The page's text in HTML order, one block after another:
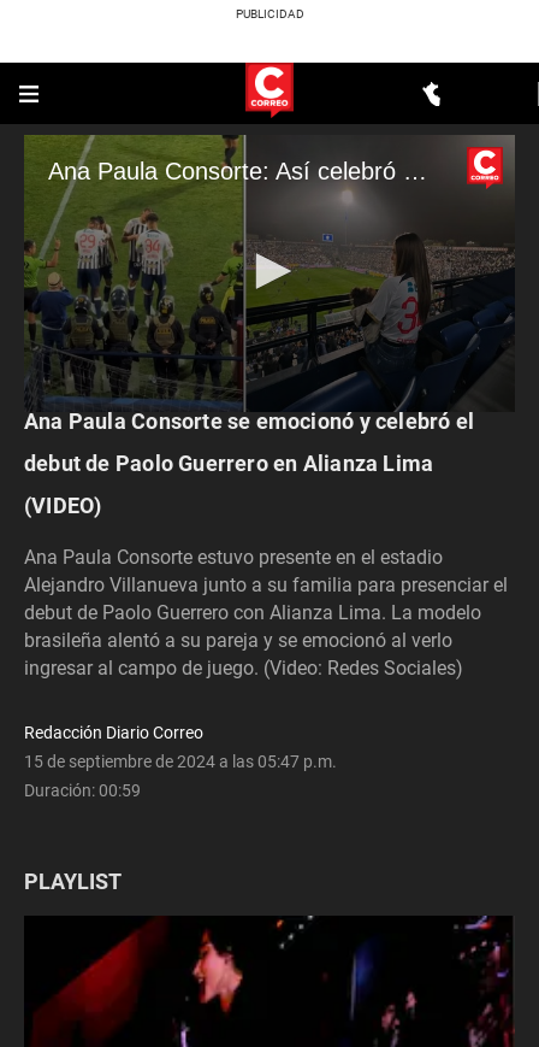
Ana Paula Consorte: Así celebró el debut de Paolo Guerrero en Alianza Lima
0
of
59
seconds
ESPECTÁCULOS
Ana Paula Consorte se emocionó y celebró el
debut de Paolo Guerrero en Alianza Lima
(VIDEO)
Ana Paula Consorte estuvo presente en el estadio
Alejandro Villanueva junto a su familia para presenciar el
debut de Paolo Guerrero con Alianza Lima. La modelo
brasileña alentó a su pareja y se emocionó al verlo
ingresar al campo de juego. (Video: Redes Sociales)
Redacción Diario Correo
15 de septiembre de 2024 a las 05:47 p.m.
Duración:00:59
PLAYLIST